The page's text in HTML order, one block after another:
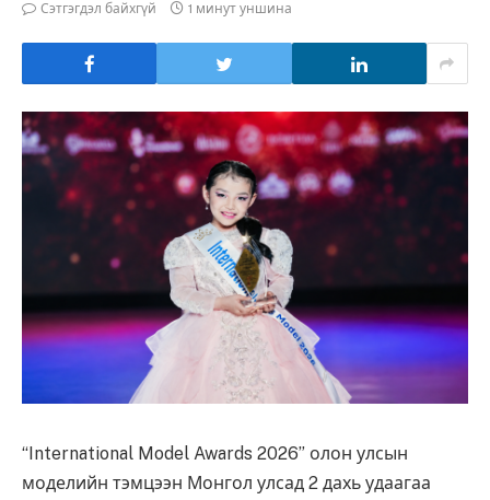
Сэтгэгдэл байхгүй
1 минут уншина
“International Model Awards 2026” олон улсын
моделийн тэмцээн Монгол улсад 2 дахь удаагаа